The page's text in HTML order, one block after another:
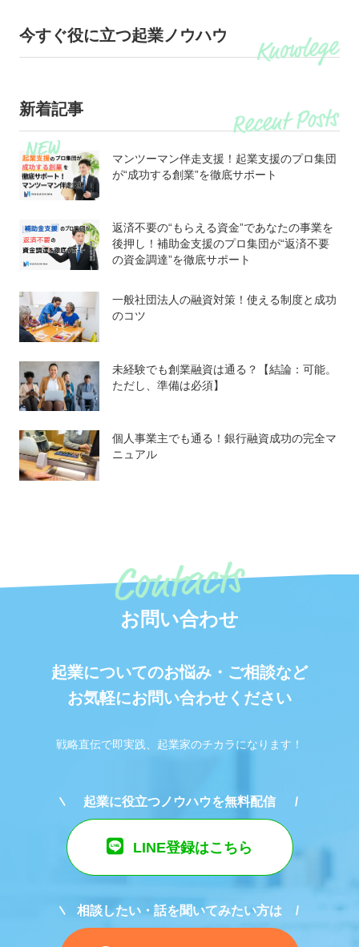
今すぐ役に立つ起業ノウハウ
新着記事
マンツーマン伴走支援！起業支援のプロ集団
が“成功する創業”を徹底サポート
返済不要の“もらえる資金”であなたの事業を
後押し！補助金支援のプロ集団が“返済不要
の資金調達”を徹底サポート
一般社団法人の融資対策！使える制度と成功
のコツ
未経験でも創業融資は通る？【結論：可能。
ただし、準備は必須】
個人事業主でも通る！銀行融資成功の完全マ
ニュアル
お問い合わせ
起業についてのお悩み・ご相談など
お気軽にお問い合わせください
戦略直伝で即実践、起業家のチカラになります！
起業に役立つノウハウを無料配信
LINE登録はこちら
相談したい・話を聞いてみたい方は